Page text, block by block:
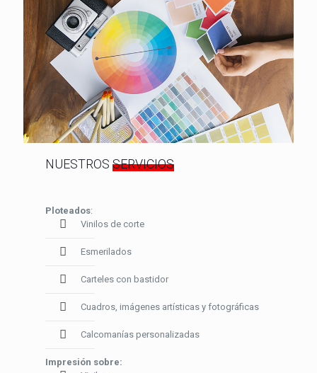
NUESTROS SERVICIOS
Ploteados:
Vinilos de corte
Esmerilados
Carteles con bastidor
Cuadros, imágenes artísticas y fotográficas
Calcomanías personalizadas
Impresión sobre: